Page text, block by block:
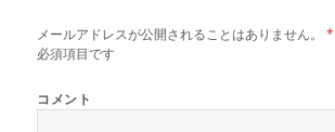
メールアドレスが公開されることはありません。 *
必須項目です
コメント